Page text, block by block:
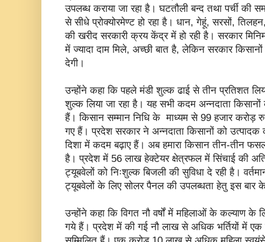
उपलब्ध कराया जा रहा है। घटतौली बन्द तथा पर्ची की
से सीधे प्रोक्योरमेण्ट हो रहा है। धान, गेहूं, सरसों,
की खरीद सरकारी क्रय केंद्र में हो रही है। सरकार
में ज्यादा दाम मिले, अच्छी बात है, लेकिन सरकार
देगी।
उन्होंने कहा कि पहले मंडी शुल्क ढाई से तीन प्रतिशत
शुल्क लिया जा रहा है। यह सभी कदम अन्नदाता
हैं। किसान सम्मान निधि के माध्यम से 99 हजार करोड़
गए हैं। प्रदेश सरकार ने अन्नदाता किसानों को
दिशा में कदम बढ़ाए हैं। अब हमारा किसान तीन-तीन
है। प्रदेश में 56 लाख हेक्टेयर क्षेत्रफल में सिंचाई की
ट्यूबवेलों को निःशुल्क बिजली की सुविधा दे रही है।
ट्यूबवेलों के लिए सोलर पैनल की उपलब्धता हेतु इस बार
उन्होंने कहा कि विगत नौ वर्षों में महिलाओं के कल्याण के
गये हैं। प्रदेश में की गई नौ लाख से अधिक भर्तियों में